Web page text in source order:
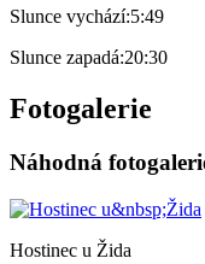
Slunce vychází:5:49
Slunce zapadá:20:30
Fotogalerie
Náhodná
Hostinec u Žida